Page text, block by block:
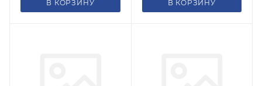
В КОРЗИНУ В КОРЗИНУ